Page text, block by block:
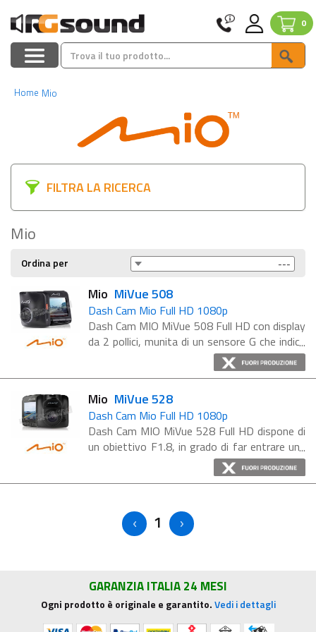
0
Home Mio
FILTRA LA RICERCA
Mio
Ordina per
Mio MiVue 508
Dash Cam Mio Full HD 1080p
Dash Cam MIO MiVue 508 Full HD con display
da 2 pollici, munita di un sensore G che indica
la direzione dalla quale si è verificato
l’impatto e le circostanze in cui esso è
Mio MiVue 528
Dash Cam Mio Full HD 1080p
Dash Cam MIO MiVue 528 Full HD dispone di
un obiettivo F1.8, in grado di far entrare una
maggiore luce. Questo si traduce in video più
luminoso e più chiaro, anche in condizioni di
1
GARANZIA ITALIA 24 MESI
Ogni prodotto è originale e garantito.Vedi i dettagli